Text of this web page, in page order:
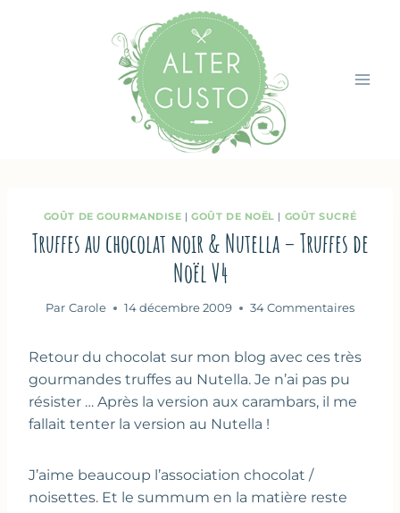
GOÛT DE GOURMANDISE |GOÛT DE NOËL | GOÛT SUCRÉ
Truffes au chocolat noir & Nutella – Truffes de
Noël V4
Par Carole 14 décembre 2009 34 Commentaires
Retour du chocolat sur mon blog avec ces très
gourmandes truffes au Nutella. Je n’ai pas pu
résister … Après la version aux carambars, il me
fallait tenter la version au Nutella !
J’aime beaucoup l’association chocolat /
noisettes. Et le summum en la matière reste